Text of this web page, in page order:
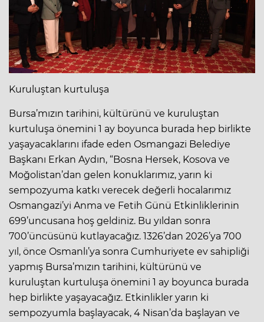
Kuruluştan kurtuluşa
Bursa’mızın tarihini, kültürünü ve kuruluştan
kurtuluşa önemini 1 ay boyunca burada hep birlikte
yaşayacaklarını ifade eden Osmangazi Belediye
Başkanı Erkan Aydın, “Bosna Hersek, Kosova ve
Moğolistan’dan gelen konuklarımız, yarın ki
sempozyuma katkı verecek değerli hocalarımız
Osmangazi’yi Anma ve Fetih Günü Etkinliklerinin
699’uncusana hoş geldiniz. Bu yıldan sonra
700’üncüsünü kutlayacağız. 1326’dan 2026’ya 700
yıl, önce Osmanlı’ya sonra Cumhuriyete ev sahipliği
yapmış Bursa’mızın tarihini, kültürünü ve
kuruluştan kurtuluşa önemini 1 ay boyunca burada
hep birlikte yaşayacağız. Etkinlikler yarın ki
sempozyumla başlayacak, 4 Nisan’da başlayan ve